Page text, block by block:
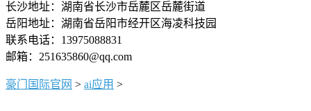
长沙地址：湖南省长沙市岳麓区岳麓街道
岳阳地址：湖南省岳阳市经开区海凌科技园
联系电话：13975088831
邮箱：251635860@qq.com
豪门国际官网 > ai应用 >